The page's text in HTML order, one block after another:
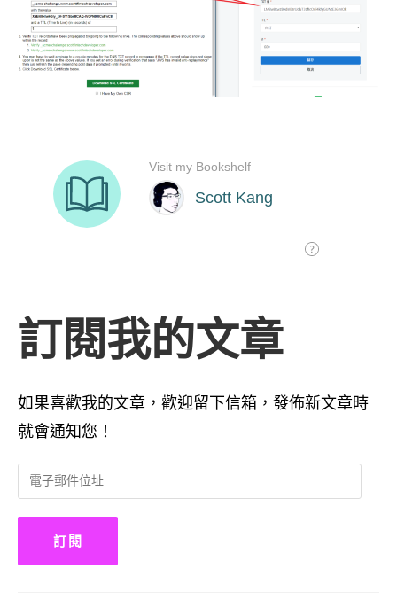
訂閱我的文章
如果喜歡我的文章，歡迎留下信箱，發佈新文章時
就會通知您！
子
郵
位
訂閱